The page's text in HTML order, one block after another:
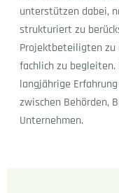
unterstützen dabei,
strukturiert zu
Projektbeteiligten zu
fachlich zu
langjährige
zwischen Behörden,
Unternehmen.